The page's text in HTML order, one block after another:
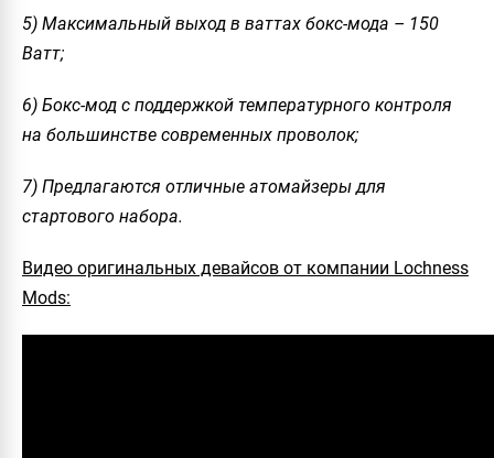
5) Максимальный выход в ваттах бокс-мода – 150
Ватт;
6) Бокс-мод с поддержкой температурного контроля
на большинстве современных проволок;
7) Предлагаются отличные атомайзеры для
стартового набора.
Видео оригинальных девайсов от компании Lochness
Mods: